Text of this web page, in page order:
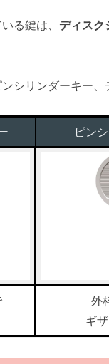
る鍵は、 ディスク
シリンダーキー、
ピン
外
ギ